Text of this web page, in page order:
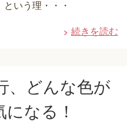
いう理・・・
続きを読む
、どんな色が
なる！